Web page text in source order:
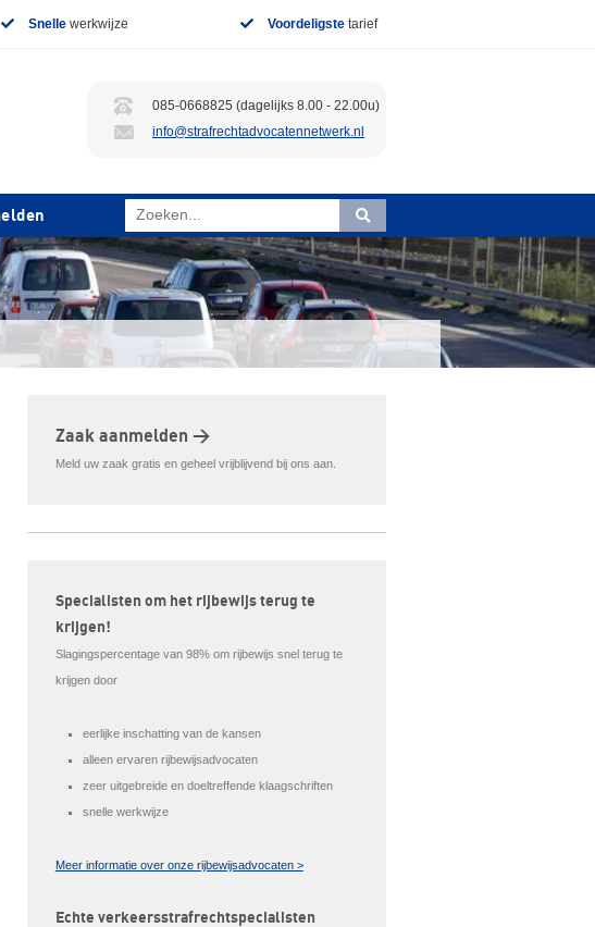
Snellewerkwijze Voordeligstetarief
085-0668825 (dagelijks 8.00 - 22.00u)
info@strafrechtadvocatennetwerk.nl
Zaak aanmelden >
Meld uw zaak gratis en geheel vrijblijvend bij ons aan.
Specialisten om het rijbewijs terug te
krijgen!
Slagingspercentage van 98% om rijbewijs snel terug te
krijgen door
eerlijke inschatting van de kansen
alleen ervaren rijbewijsadvocaten
zeer uitgebreide en doeltreffende klaagschriften
snelle werkwijze
Meer informatie over onze rijbewijsadvocaten >
Echte verkeersstrafrechtspecialisten